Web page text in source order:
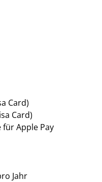
Card)
Card)
Apple Pay
Jahr